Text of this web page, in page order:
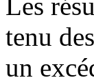
tenu
un